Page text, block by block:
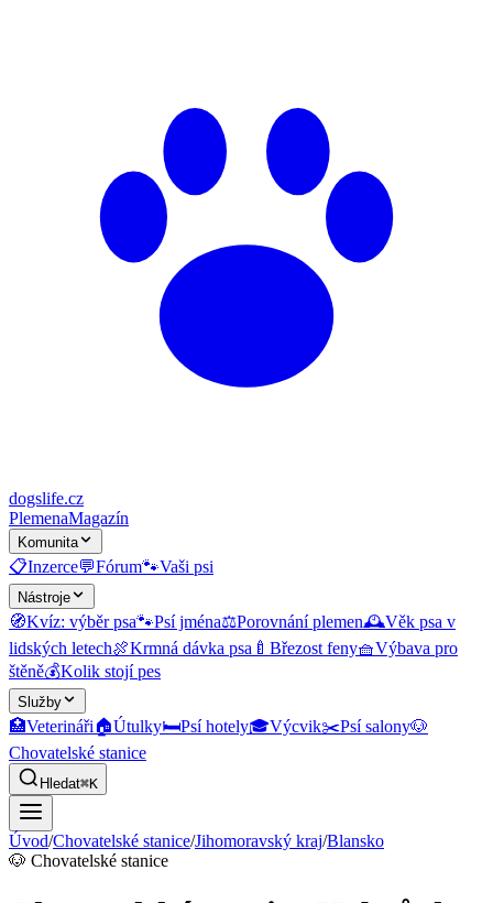
dogslife.cz
PlemenaMagazín
Komunita
📋Inzerce💬Fórum🐾Vaši psi
Nástroje
🧭Kvíz: výběr psa🐾Psí jména⚖️Porovnání plemen🕰️Věk psa v
lidských letech🍖Krmná dávka psa 🍼 Březost feny🧺Výbava pro
štěně💰Kolik stojí pes
Služby
🏥Veterináři🏠Útulky🛏️Psí hotely🎓Výcvik✂️Psí salony🐶
Chovatelské stanice
Hledat⌘K
Úvod/Chovatelské stanice/Jihomoravský kraj/Blansko
🐶 Chovatelské stanice